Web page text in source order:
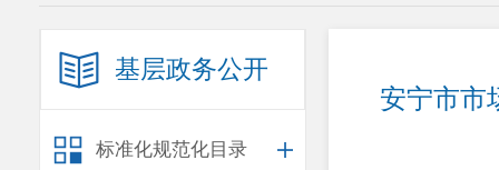
基层政务公开
标准化规范化目录